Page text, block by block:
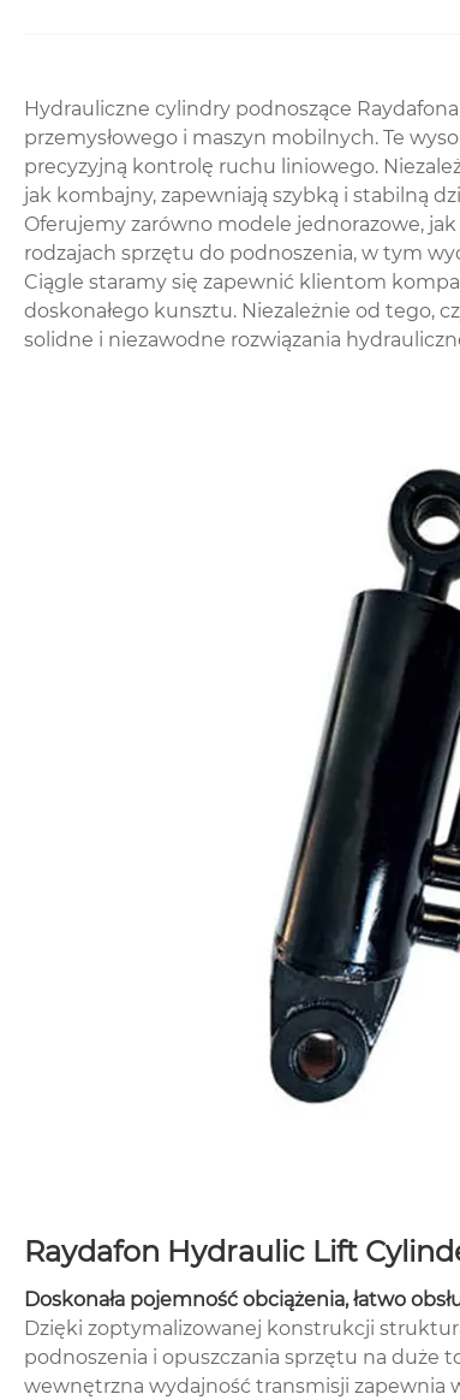
Hydrauliczne cylindry podnoszące
przemysłowego i maszyn mobilnych. Te
precyzyjną kontrolę ruchu liniowego.
jak kombajny, zapewniają szybką i stabilną
Oferujemy zarówno modele jednorazowe,
rodzajach sprzętu do podnoszenia, w tym
Ciągle staramy się zapewnić klientom
doskonałego kunsztu. Niezależnie od tego,
solidne i niezawodne rozwiązania
Raydafon Hydraulic Lift
Doskonała pojemność obciążenia, łatwo
Dzięki zoptymalizowanej konstrukcji
podnoszenia i opuszczania sprzętu na duże
wewnętrzna wydajność transmisji zapewnia